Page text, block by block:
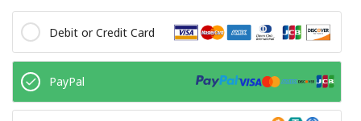
Debit or Credit Card
PayPal